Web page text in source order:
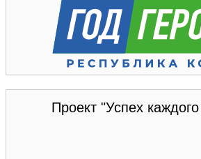
Проект "Успех